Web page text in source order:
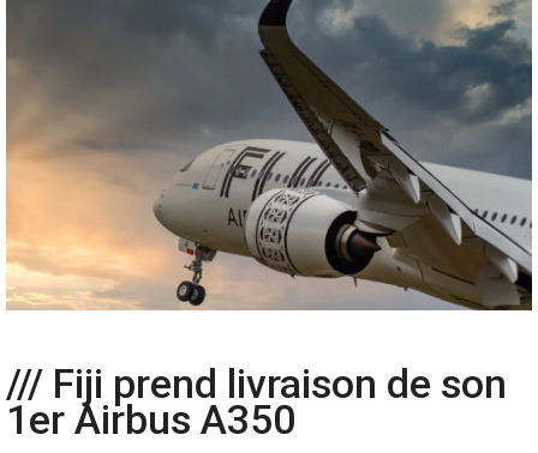
/// Fiji prend livraison de son
1er Airbus A350